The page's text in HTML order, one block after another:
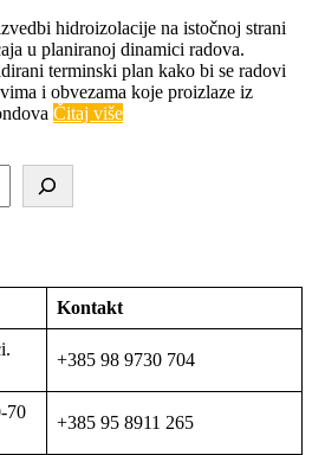
hidroizolacije na istočnoj strani
u planiranoj dinamici radova.
terminski plan kako bi se radovi
i obvezama koje proizlaze iz
Čitaj više
Kontakt
+385 98 9730 704
70
+385 95 8911 265